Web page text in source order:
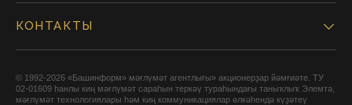
КОНТАКТЫ
© 1992-2026 «Башинформ» мәғлүмәт агентлығы» акционерҙар йәмғиәте. ТУ
02-01609 һанлы киң мәғлүмәт сараһын теркәү тураһындағы таныҡлыҡ Элемтә,
мәғлүмәт технологиялары һәм киң коммуникациялар өлкәһендә күҙәтеү